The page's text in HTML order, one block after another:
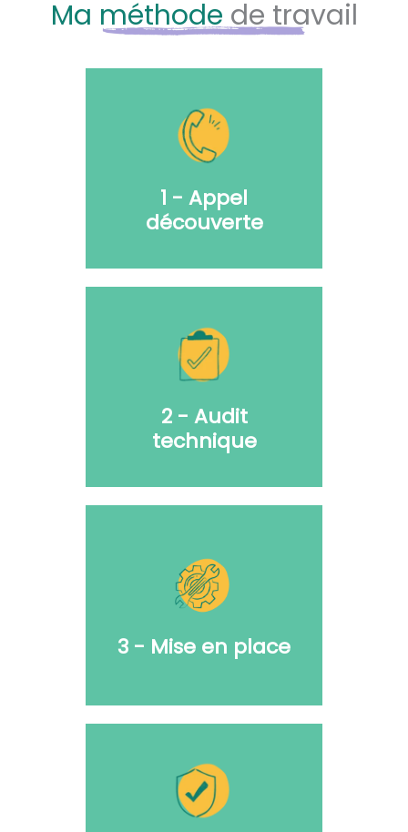
Ma méthode de travail
1 - Appel
découverte
Échange sur votre
besoin, votre site
actuel et votre
utilisation.
2 - Audit
technique
sécurité,
performance, bugs,
version, extensions,
thème.
3 - Mise en place
Configuration :
sauvegarde, sécurité